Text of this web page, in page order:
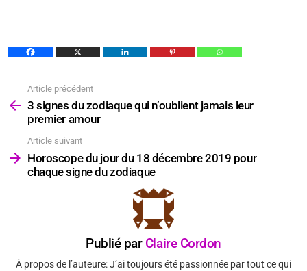
plus
Article précédent
3 signes du zodiaque qui n’oublient jamais leur
premier amour
Article suivant
Horoscope du jour du 18 décembre 2019 pour
chaque signe du zodiaque
Publié par Claire Cordon
À propos de l’auteure: J’ai toujours été passionnée par tout ce qui